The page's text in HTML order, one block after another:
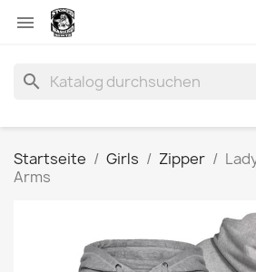

search
Startseite Girls Zipper
Arms